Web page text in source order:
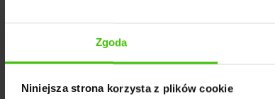
Zgoda
Niniejsza strona korzysta z plików cookie